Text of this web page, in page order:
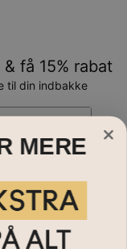
få 15% rabat
til din indbakke
MERE